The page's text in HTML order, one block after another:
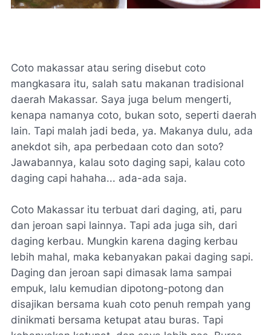
Coto makassar atau sering disebut coto
mangkasara itu, salah satu makanan tradisional
daerah Makassar. Saya juga belum mengerti,
kenapa namanya coto, bukan soto, seperti daerah
lain. Tapi malah jadi beda, ya. Makanya dulu, ada
anekdot sih, apa perbedaan coto dan soto?
Jawabannya, kalau soto daging sapi, kalau coto
daging capi hahaha... ada-ada saja.
Coto Makassar itu terbuat dari daging, ati, paru
dan jeroan sapi lainnya. Tapi ada juga sih, dari
daging kerbau. Mungkin karena daging kerbau
lebih mahal, maka kebanyakan pakai daging sapi.
Daging dan jeroan sapi dimasak lama sampai
empuk, lalu kemudian dipotong-potong dan
disajikan bersama kuah coto penuh rempah yang
dinikmati bersama ketupat atau buras. Tapi